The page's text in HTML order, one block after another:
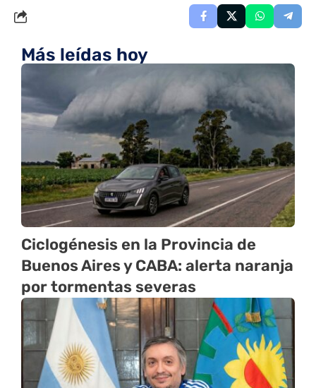
Más leídas hoy
Ciclogénesis en la Provincia de
Buenos Aires y CABA: alerta naranja
por tormentas severas